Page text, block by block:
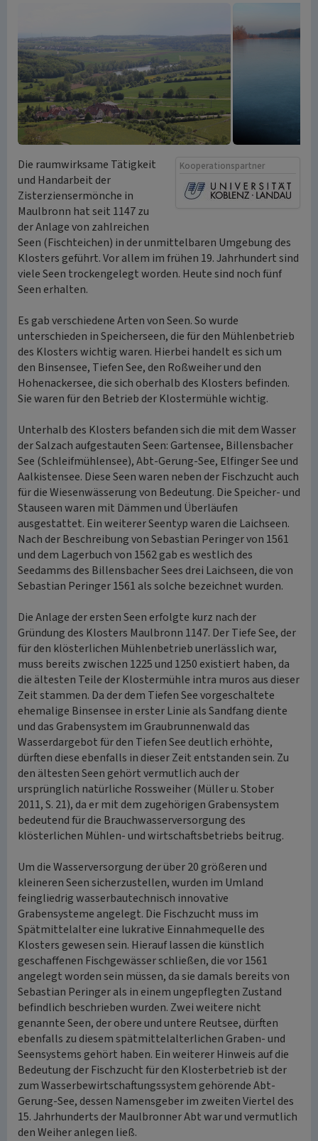
Kooperationspartner
Die raumwirksame Tätigkeit
und Handarbeit der
Zisterziensermönche in
Maulbronn hat seit 1147 zu
der Anlage von zahlreichen
Seen (Fischteichen) in der unmittelbaren Umgebung des
Klosters geführt. Vor allem im frühen 19. Jahrhundert sind
viele Seen trockengelegt worden. Heute sind noch fünf
Seen erhalten.
Es gab verschiedene Arten von Seen. So wurde
unterschieden in Speicherseen, die für den Mühlenbetrieb
des Klosters wichtig waren. Hierbei handelt es sich um
den Binsensee, Tiefen See, den Roßweiher und den
Hohenackersee, die sich oberhalb des Klosters befinden.
Sie waren für den Betrieb der Klostermühle wichtig.
Unterhalb des Klosters befanden sich die mit dem Wasser
der Salzach aufgestauten Seen: Gartensee, Billensbacher
See (Schleifmühlensee), Abt-Gerung-See, Elfinger See und
Aalkistensee. Diese Seen waren neben der Fischzucht auch
für die Wiesenwässerung von Bedeutung. Die Speicher- und
Stauseen waren mit Dämmen und Überläufen
ausgestattet. Ein weiterer Seentyp waren die Laichseen.
Nach der Beschreibung von Sebastian Peringer von 1561
und dem Lagerbuch von 1562 gab es westlich des
Seedamms des Billensbacher Sees drei Laichseen, die von
Sebastian Peringer 1561 als solche bezeichnet wurden.
Die Anlage der ersten Seen erfolgte kurz nach der
Gründung des Klosters Maulbronn 1147. Der Tiefe See, der
für den klösterlichen Mühlenbetrieb unerlässlich war,
muss bereits zwischen 1225 und 1250 existiert haben, da
die ältesten Teile der Klostermühle intra muros aus dieser
Zeit stammen. Da der dem Tiefen See vorgeschaltete
ehemalige Binsensee in erster Linie als Sandfang diente
und das Grabensystem im Graubrunnenwald das
Wasserdargebot für den Tiefen See deutlich erhöhte,
dürften diese ebenfalls in dieser Zeit entstanden sein. Zu
den ältesten Seen gehört vermutlich auch der
ursprünglich natürliche Rossweiher (Müller u. Stober
2011, S. 21), da er mit dem zugehörigen Grabensystem
bedeutend für die Brauchwasserversorgung des
klösterlichen Mühlen- und wirtschaftsbetriebs beitrug.
Um die Wasserversorgung der über 20 größeren und
kleineren Seen sicherzustellen, wurden im Umland
feingliedrig wasserbautechnisch innovative
Grabensysteme angelegt. Die Fischzucht muss im
Spätmittelalter eine lukrative Einnahmequelle des
Klosters gewesen sein. Hierauf lassen die künstlich
geschaffenen Fischgewässer schließen, die vor 1561
angelegt worden sein müssen, da sie damals bereits von
Sebastian Peringer als in einem ungepflegten Zustand
befindlich beschrieben wurden. Zwei weitere nicht
genannte Seen, der obere und untere Reutsee, dürften
ebenfalls zu diesem spätmittelalterlichen Graben- und
Seensystems gehört haben. Ein weiterer Hinweis auf die
Bedeutung der Fischzucht für den Klosterbetrieb ist der
zum Wasserbewirtschaftungssystem gehörende Abt-
Gerung-See, dessen Namensgeber im zweiten Viertel des
15. Jahrhunderts der Maulbronner Abt war und vermutlich
den Weiher anlegen ließ.